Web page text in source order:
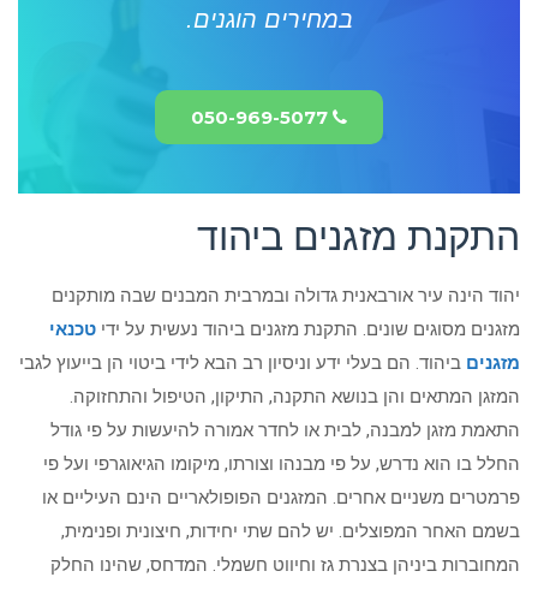
במחירים הוגנים.
050-969-5077
התקנת מזגנים ביהוד
יהוד הינה עיר אורבאנית גדולה ובמרבית המבנים שבה מותקנים
מזגנים מסוגים שונים. התקנת מזגנים ביהוד נעשית על ידי טכנאי
מזגנים ביהוד. הם בעלי ידע וניסיון רב הבא לידי ביטוי הן בייעוץ לגבי
המזגן המתאים והן בנושא התקנה, התיקון, הטיפול והתחזוקה.
התאמת מזגן למבנה, לבית או לחדר אמורה להיעשות על פי גודל
החלל בו הוא נדרש, על פי מבנהו וצורתו, מיקומו הגיאוגרפי ועל פי
פרמטרים משניים אחרים. המזגנים הפופולאריים הינם העיליים או
בשמם האחר המפוצלים. יש להם שתי יחידות, חיצונית ופנימית,
המחוברות ביניהן בצנרת גז וחיווט חשמלי. המדחס, שהינו החלק